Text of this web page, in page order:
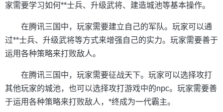
家需要学习如何**士兵、升级武将、建造城池等基本操作。
在腾讯三国中，玩家需要建立自己的军队。玩家可以通
过**士兵、升级武将等方式来增强自己的实力。玩家需要善于
运用各种策略来打败敌人。
在腾讯三国中，玩家需要征战天下。玩家可以选择攻打
其他玩家的城池，也可以选择攻打游戏中的npc。玩家需要善
于运用各种策略来打败敌人，*终成为一代霸主。